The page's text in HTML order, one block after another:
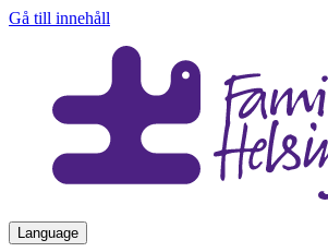
Gå till innehåll
Language